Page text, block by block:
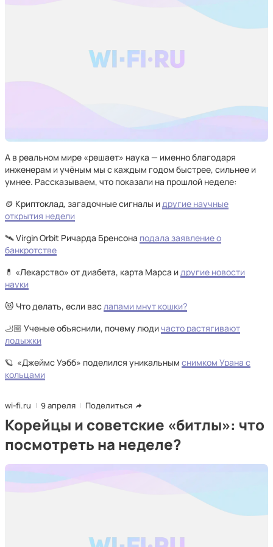
А в реальном мире «решает» наука — именно благодаря
инженерам и учёным мы с каждым годом быстрее, сильнее и
умнее. Рассказываем, что показали на прошлой неделе:
🪙 Криптоклад, загадочные сигналы идругие научные
открытия недели
🛰️ Virgin Orbit Ричарда Бренсона подала заявление о
банкротстве
💊 «Лекарство» от диабета, карта Марса идругие новости
науки
😻 Что делать, если васлапами мнут кошки?
🦶🏼 Ученые объяснили, почему людичасто растягивают
лодыжки
🪐 «Джеймс Уэбб» поделился уникальным снимком Урана с
кольцами
wi-fi.ru 9 апреля Поделиться
Корейцы и советские «битлы»: что
посмотреть на неделе?